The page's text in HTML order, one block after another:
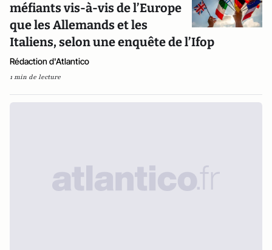
méfiants vis-à-vis de l’Europe
que les Allemands et les
Italiens, selon une enquête de l’Ifop
Rédaction d'Atlantico
1 min de lecture